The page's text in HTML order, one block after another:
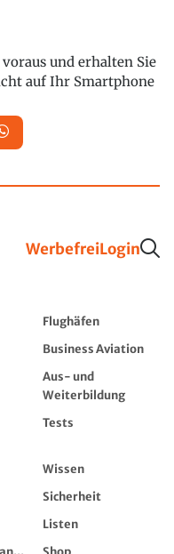
und erhalten Sie
auf Ihr Smartphone
WerbefreiLogin
Flughäfen
Business Aviation
Aus- und
Weiterbildung
Tests
Wissen
Sicherheit
Listen